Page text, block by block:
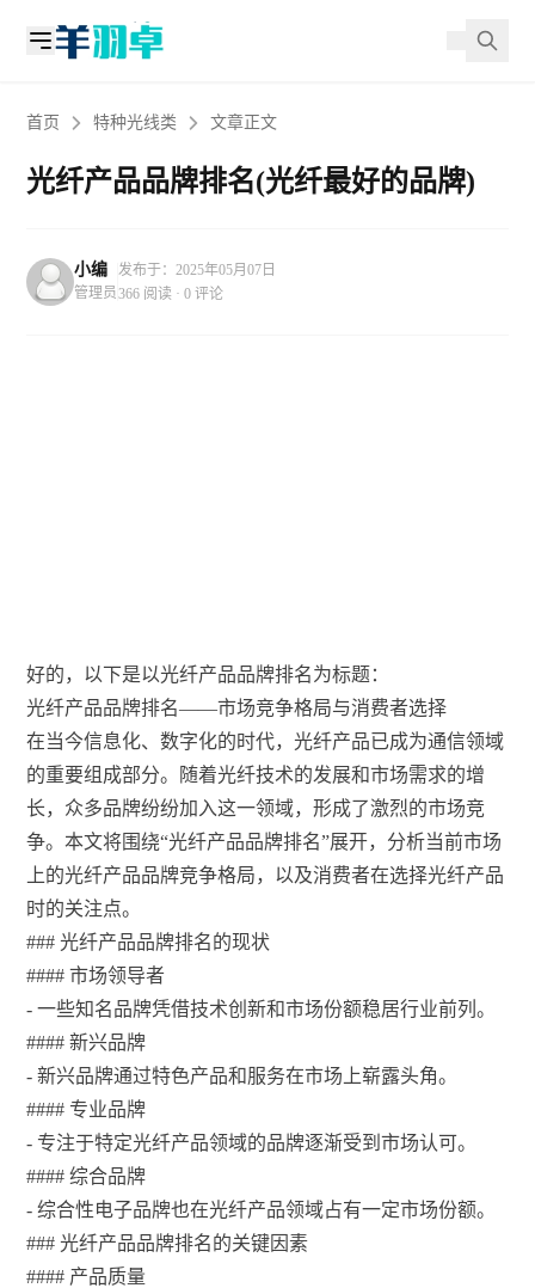
首页 特种光线类 文章正文
光纤产品品牌排名(光纤最好的品牌)
小编
管理员
发布于：2025年05月07日
366 阅读 · 0 评论
好的，以下是以光纤产品品牌排名为标题：
光纤产品品牌排名——市场竞争格局与消费者选择
在当今信息化、数字化的时代，光纤产品已成为通信领域
的重要组成部分。随着光纤技术的发展和市场需求的增
长，众多品牌纷纷加入这一领域，形成了激烈的市场竞
争。本文将围绕“光纤产品品牌排名”展开，分析当前市场
上的光纤产品品牌竞争格局，以及消费者在选择光纤产品
时的关注点。
### 光纤产品品牌排名的现状
#### 市场领导者
- 一些知名品牌凭借技术创新和市场份额稳居行业前列。
#### 新兴品牌
- 新兴品牌通过特色产品和服务在市场上崭露头角。
#### 专业品牌
- 专注于特定光纤产品领域的品牌逐渐受到市场认可。
#### 综合品牌
- 综合性电子品牌也在光纤产品领域占有一定市场份额。
### 光纤产品品牌排名的关键因素
#### 产品质量